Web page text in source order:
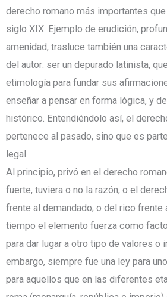
derecho romano más importantes
siglo XIX. Ejemplo de erudición,
amenidad, trasluce también una
del autor: ser un depurado latinista,
etimología para fundar sus
enseñar a pensar en forma lógica, y
histórico. Entendiéndolo así, el
pertenece al pasado, sino que es
legal.
Al principio, privó en el derecho
fuerte, tuviera o no la razón, o el
frente al demandado; o del rico frente
tiempo el elemento fuerza como
para dar lugar a otro tipo de valores o
embargo, siempre fue una ley para
para aquellos que en las diferentes